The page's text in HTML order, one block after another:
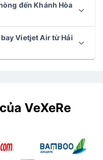
đến Khánh Hòa
Vietjet Air từ Hải
VeXeRe